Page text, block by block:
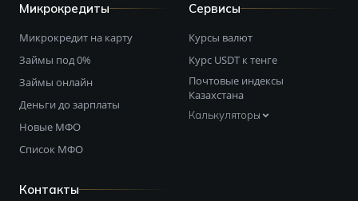
Микрокредиты
Микрокредит на карту
Займы под 0%
Займы онлайн
Деньги до зарплаты
Новые МФО
Список МФО
Сервисы
Курсы валют
Курс USDT к тенге
Почтовые индексы
Казахстана
Калькуляторы
Контакты